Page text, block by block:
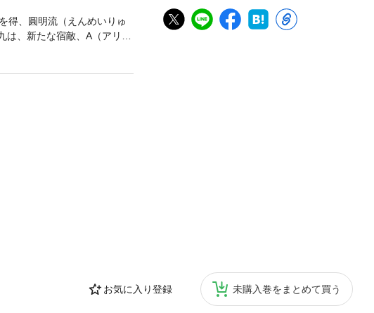
お気に入り登録 未購入巻をまとめて買う
得、圓明流（えんめいりゅ
、新たな宿敵、A（アリオ